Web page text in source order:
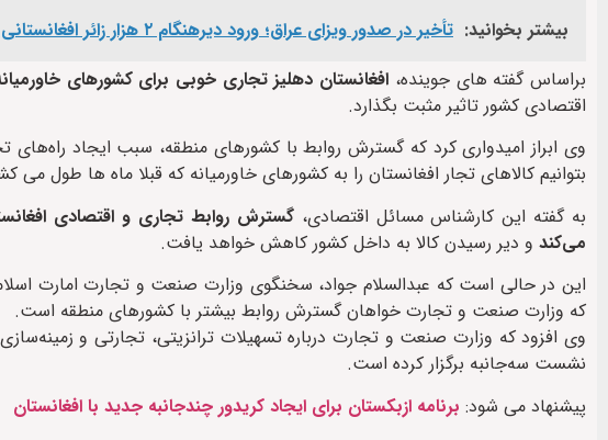
بیشتر بخوانید: تأخیر در صدور ویزای عراق؛ ورود دیرهنگام ۲ هزار زائر افغانستانی اربعین از مرز دوغارون
براساس گفته های جوینده، افغانستان دهلیز تجاری خوبی برای کشورهای
اقتصادی کشور تاثیر مثبت بگذارد.
وی ابراز امیدواری کرد که گسترش روابط با کشورهای منطقه، سبب ایجاد
بتوانیم کالاهای تجار افغانستان را به کشورهای خاورمیانه که قبلا ماه ها طول می
به گفته این کارشناس مسائل اقتصادی،گسترش روابط تجاری و اقتصادی
می‌کند و دیر رسیدن کالا به داخل کشور کاهش خواهد یافت.
این در حالی است که عبدالسلام جواد، سخنگوی وزارت صنعت و تجارت امارت
که وزارت صنعت و تجارت خواهان گسترش‌ روابط بیشتر با کشورهای منطقه است.
وی افزود که وزارت صنعت و تجارت درباره تسهیلات ترانزیتی، تجارتی و
نشست سه‌جانبه برگزار کرده است.
پیشنهاد می شود: برنامه ازبکستان برای ایجاد کریدور چندجانبه جدید با افغانستان